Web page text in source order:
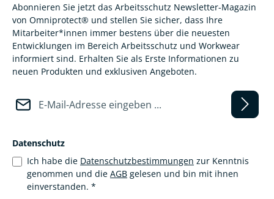
Abonnieren Sie jetzt das Arbeitsschutz Newsletter-Magazin
von Omniprotect® und stellen Sie sicher, dass Ihre
Mitarbeiter*innen immer bestens über die neuesten
Entwicklungen im Bereich Arbeitsschutz und Workwear
informiert sind. Erhalten Sie als Erste Informationen zu
neuen Produkten und exklusiven Angeboten.
Datenschutz
Ich habe die Datenschutzbestimmungen zur Kenntnis
genommen und die AGB gelesen und bin mit ihnen
einverstanden. *